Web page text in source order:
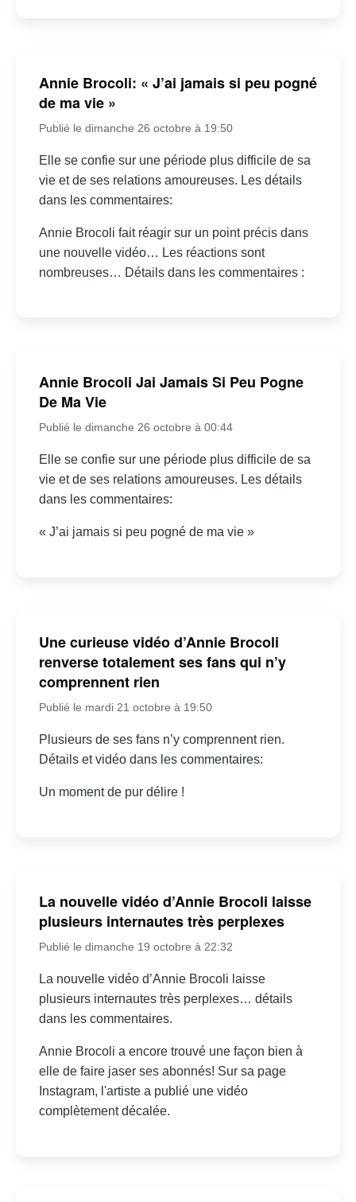
Annie Brocoli: « J’ai jamais si peu pogné
de ma vie »
Publié le dimanche 26 octobre à 19:50
Elle se confie sur une période plus difficile de sa
vie et de ses relations amoureuses. Les détails
dans les commentaires:
Annie Brocoli fait réagir sur un point précis dans
une nouvelle vidéo… Les réactions sont
nombreuses… Détails dans les commentaires :
Annie Brocoli Jai Jamais Si Peu Pogne
De Ma Vie
Publié le dimanche 26 octobre à 00:44
Elle se confie sur une période plus difficile de sa
vie et de ses relations amoureuses. Les détails
dans les commentaires:
« J’ai jamais si peu pogné de ma vie »
Une curieuse vidéo d’Annie Brocoli
renverse totalement ses fans qui n’y
comprennent rien
Publié le mardi 21 octobre à 19:50
Plusieurs de ses fans n’y comprennent rien.
Détails et vidéo dans les commentaires:
Un moment de pur délire !
La nouvelle vidéo d’Annie Brocoli laisse
plusieurs internautes très perplexes
Publié le dimanche 19 octobre à 22:32
La nouvelle vidéo d’Annie Brocoli laisse
plusieurs internautes très perplexes… détails
dans les commentaires.
Annie Brocoli a encore trouvé une façon bien à
elle de faire jaser ses abonnés! Sur sa page
Instagram, l'artiste a publié une vidéo
complètement décalée.